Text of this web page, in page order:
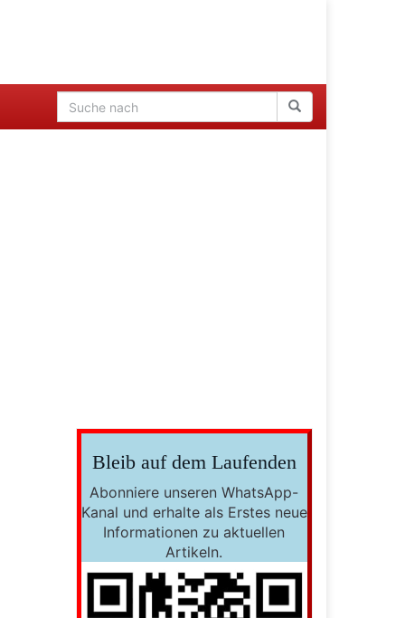
Bleib auf dem Laufenden
Abonniere unseren WhatsApp-
Kanal und erhalte als Erstes neue
Informationen zu aktuellen
Artikeln.